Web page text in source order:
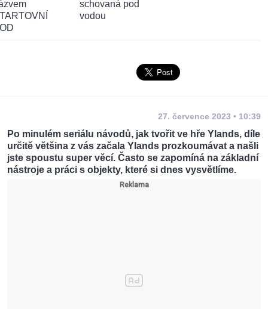
27. července 2023 • 10:39
Po minulém seriálu návodů, jak tvořit ve hře Ylands, díle
určitě většina z vás začala Ylands prozkoumávat a našli
jste spoustu super věcí. Často se zapomíná na základní
nástroje a práci s objekty, které si dnes vysvětlíme.